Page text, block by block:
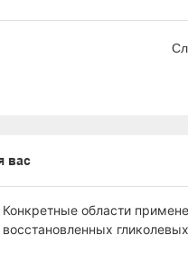
вас
Конкретные области
восстановленных